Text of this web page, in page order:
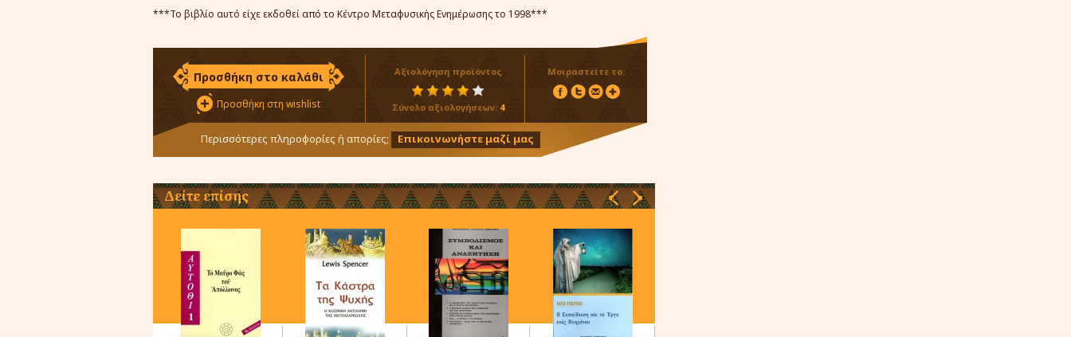
***Το βιβλίο αυτό είχε εκδοθεί από το Κέντρο Μεταφυσικής Ενημέρωσης το 1998***
Προσθήκη στο καλάθι
Προσθήκη στη wishlist
Αξιολόγηση προϊόντος
Σύνολο αξιολογήσεων: 4
Μοιραστείτε το:
Περισσότερες πληροφορίες ή απορίες; Επικοινωνήστε μαζί μας
Δείτε επίσης ‹ ›